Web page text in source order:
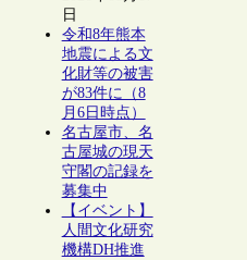
日
令和8年熊本
地震による文
化財等の被害
が83件に（8
月6日時点）
名古屋市、名
古屋城の現天
守閣の記録を
募集中
【イベント】
人間文化研究
機構DH推進